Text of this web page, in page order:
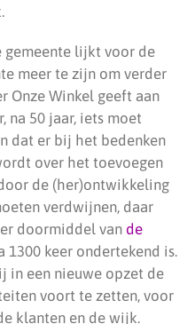
gemeente lijkt voor de
meer te zijn om verder
Onze Winkel geeft aan
na 50 jaar, iets moet
dat er bij het bedenken
over het toevoegen
de (her)ontwikkeling
verdwijnen, daar
doormiddel van de
keer ondertekend is.
in een nieuwe opzet de
voort te zetten, voor
klanten en de wijk.